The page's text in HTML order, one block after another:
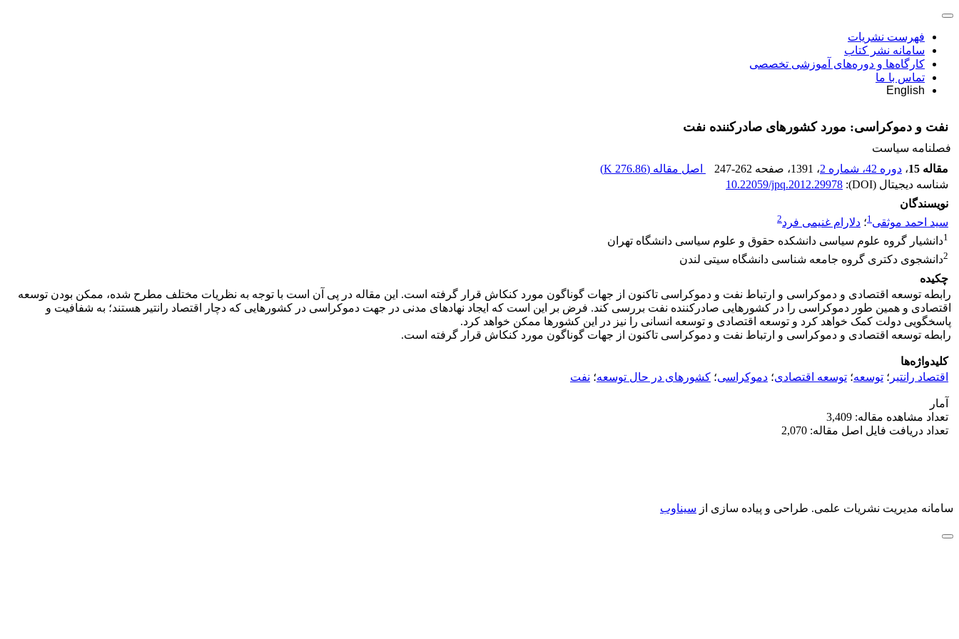
فهرست نشریات
سامانه نشر کتاب
کارگاه‌ها و دوره‌های آموزشی تخصصی
تماس با ما
English
نفت و دموکراسی: مورد کشورهای صادرکننده نفت
فصلنامه سیاست
مقاله 15
، دوره 42، شماره 2 ، 1391 ، صفحه 247-262 اصل مقاله (276.86 K
)
شناسه دیجیتال (DOI):
10.22059/jpq.2012.29978
نویسندگان
سید احمد موثقی1؛ دلارام غنیمی فرد2
1دانشیار گروه علوم سیاسی دانشکده حقوق و علوم سیاسی دانشگاه تهران
2دانشجوی دکتری گروه جامعه شناسی دانشگاه سیتی لندن
چکیده
رابطه توسعه اقتصادی و دموکراسی و ارتباط نفت و دموکراسی تاکنون از جهات گوناگون مورد کنکاش قرار گرفته است. این مقاله در پی آن است با توجه به نظریات مختلف مطرح شده، ممکن بودن توسعه
اقتصادی و همین طور دموکراسی را در کشورهایی صادرکننده نفت بررسی کند. فرض بر این است که ایجاد نهادهای مدنی در جهت دموکراسی در کشورهایی که دچار اقتصاد رانتیر هستند؛ به شفافیت و
پاسخگویی دولت کمک خواهد کرد و توسعه اقتصادی و توسعه انسانی را نیز در این کشورها ممکن خواهد کرد.
رابطه توسعه اقتصادی و دموکراسی و ارتباط نفت و دموکراسی تاکنون از جهات گوناگون مورد کنکاش قرار گرفته است.
کلیدواژه‌ها
اقتصاد رانتیر ؛ توسعه؛ توسعه اقتصادی؛ دموکراسی؛ کشورهای در حال توسعه؛ نفت
آمار
تعداد مشاهده مقاله: 3,409
تعداد دریافت فایل اصل مقاله: 2,070
سامانه مدیریت نشریات علمی. طراحی و پیاده سازی از سیناوب